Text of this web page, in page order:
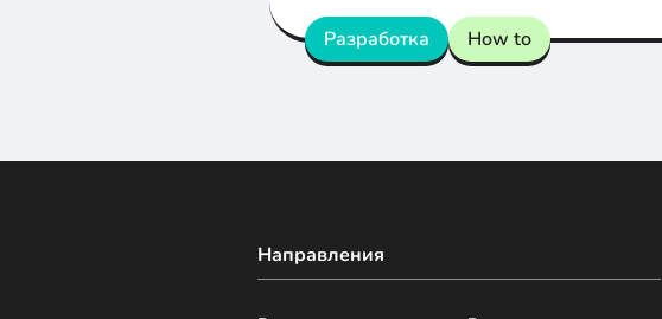
Разработка How to
Направления